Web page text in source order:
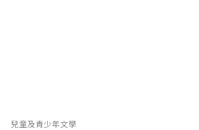
兒童及青少年文學